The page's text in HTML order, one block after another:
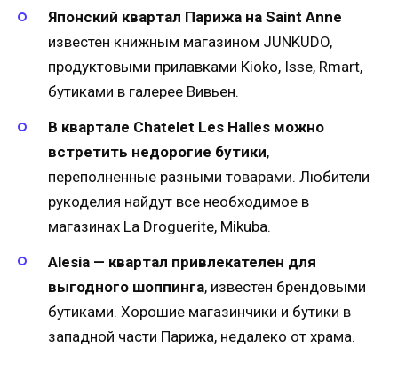
Японский квартал Парижа на Saint Anne
известен книжным магазином JUNKUDO,
продуктовыми прилавками Kioko, Isse, Rmart,
бутиками в галерее Вивьен.
В квартале Chatelet Les Halles можно
встретить недорогие бутики,
переполненные разными товарами. Любители
рукоделия найдут все необходимое в
магазинах La Droguerite, Mikuba.
Alesia — квартал привлекателен для
выгодного шоппинга, известен брендовыми
бутиками. Хорошие магазинчики и бутики в
западной части Парижа, недалеко от храма.